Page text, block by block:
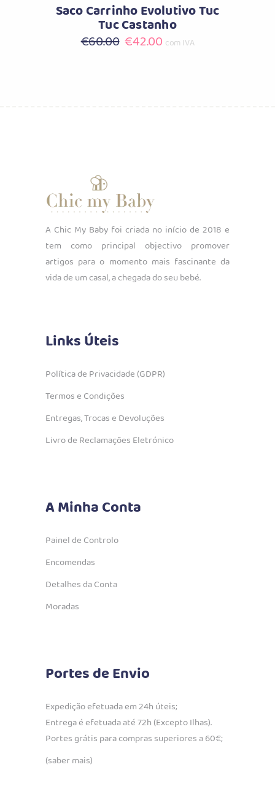
Saco Carrinho Evolutivo Tuc
Tuc Castanho
€60.00 O
€42.00Ocom IVA
A Chic My Baby foi criada no início de 2018 e
tem como principal objectivo promover
artigos para o momento mais fascinante da
vida de um casal, a chegada do seu bebé.
Links Úteis
Política de Privacidade (GDPR)
Termos e Condições
Entregas, Trocas e Devoluções
Livro de Reclamações Eletrónico
A Minha Conta
Painel de Controlo
Encomendas
Detalhes da Conta
Moradas
Portes de Envio
Expedição efetuada em 24h úteis;
Entrega é efetuada até 72h (Excepto Ilhas).
Portes grátis para compras superiores a 60€;
(saber mais)